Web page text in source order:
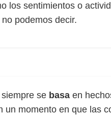
los sentimientos o
podemos decir.
se basa en
un momento en que las